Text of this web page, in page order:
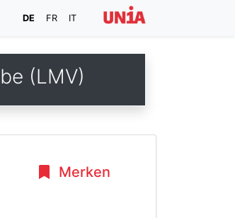
DE FR IT
(LMV)
Merken